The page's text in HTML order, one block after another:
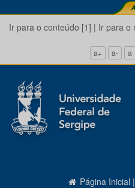
Ir para o conteúdo [1] | Ir para o
a+ a- a
Página Inicial |